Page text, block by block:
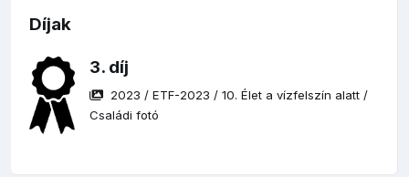
Díjak
3. díj
2023 /ETF-2023 /10. Élet a vízfelszín alatt /
Családi fotó